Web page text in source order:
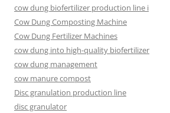
cow dung biofertilizer production line i
Cow Dung Composting Machine
Cow Dung Fertilizer Machines
cow dung into high-quality biofertilizer
cow dung management
cow manure compost
Disc granulation production line
disc granulator